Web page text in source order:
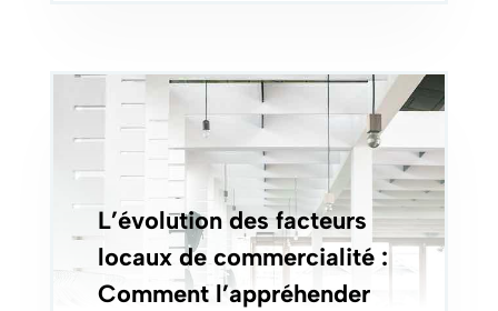
L’évolution des facteurs
locaux de commercialité :
Comment l’appréhender